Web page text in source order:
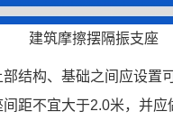
建筑摩擦摆隔振支座
结构、基础之间应设置
距不宜大于2.0米，并